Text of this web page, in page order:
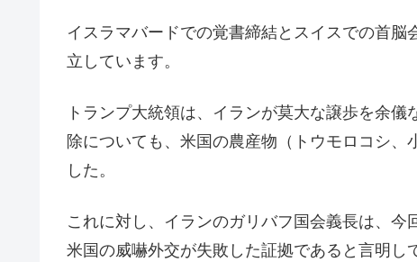
イスラマバードでの覚書締結とスイスでの首
立しています。
トランプ大統領は、イランが莫大な譲歩を余
除についても、米国の農産物（トウモロコシ
した。
これに対し、イランのガリバフ国会義長は、今
米国の威嚇外交が失敗した証拠であると言明し